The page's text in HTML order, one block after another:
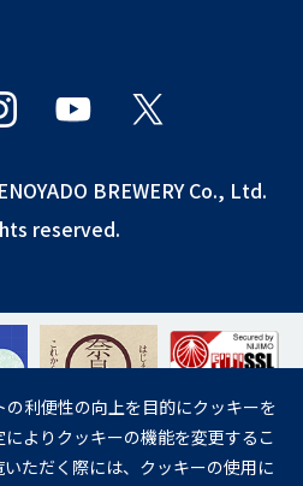
BREWERY Co., Ltd.
reserved.
ら。
は、胎児・乳児の発育に悪影響を与えるおそれが
利便性の向上を目的にクッキーを
よりクッキーの機能を変更するこ
ただく際には、クッキーの使用に